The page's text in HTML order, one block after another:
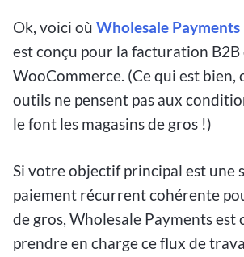
Ok, voici où Wholesale Payments
est conçu pour la facturation B2B
WooCommerce. (Ce qui est bien,
outils ne pensent pas aux
le font les magasins de gros !)
Si votre objectif principal est une
paiement récurrent cohérente
de gros, Wholesale Payments est
prendre en charge ce flux de